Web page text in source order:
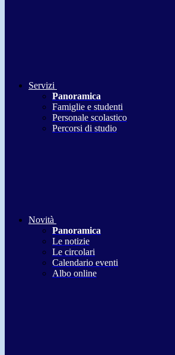
Servizi
Panoramica
Famiglie e studenti
Personale scolastico
Percorsi di studio
Novità
Panoramica
Le notizie
Le circolari
Calendario eventi
Albo online